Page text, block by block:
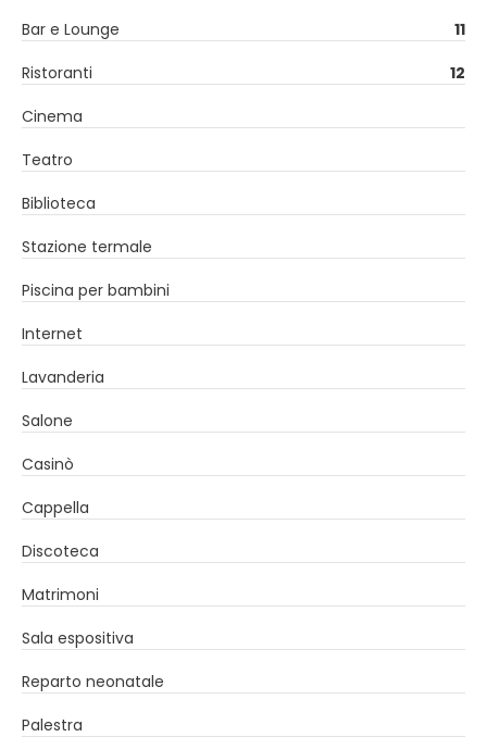
Bar e Lounge
11
Ristoranti
12
Cinema
Teatro
Biblioteca
Stazione termale
Piscina per bambini
Internet
Lavanderia
Salone
Casinò
Cappella
Discoteca
Matrimoni
Sala espositiva
Reparto neonatale
Palestra